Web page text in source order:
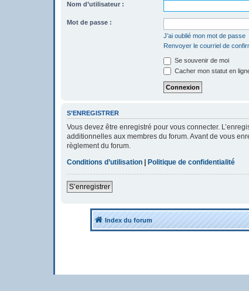
Nom d’utilisateur :
Mot de passe :
J’ai oublié mon mot de passe
Renvoyer le courriel de
Se souvenir de moi
Cacher mon statut en
S’ENREGISTRER
Vous devez être enregistré pour vous connecter.
additionnelles aux membres du forum. Avant de vous
règlement du forum.
Conditions d’utilisation | Politique de confidentialité
S’enregistrer
Index du forum